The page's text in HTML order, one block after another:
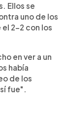
Ellos se
uno de los
2-2 con los
en ver a un
había
de los
fue".